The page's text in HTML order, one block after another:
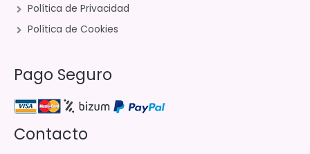
Política de Privacidad
Política de Cookies
Pago Seguro
Contacto